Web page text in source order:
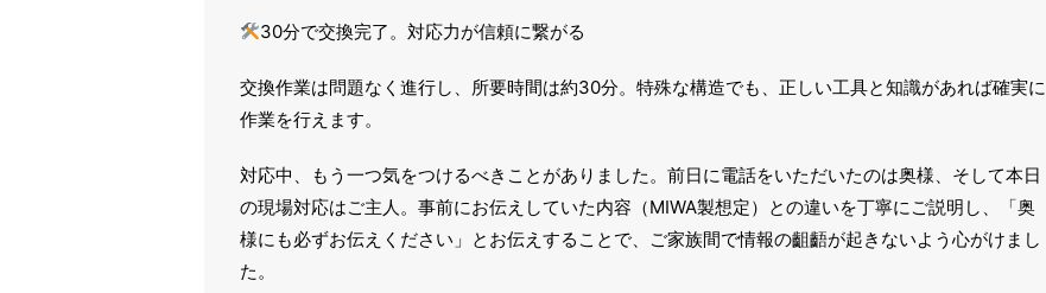
30分で交換完了。対応力が信頼に繋がる
交換作業は問題なく進行し、所要時間は約30分。特殊な構造でも、正しい工具と知識があれば確実に
作業を行えます。
対応中、もう一つ気をつけるべきことがありました。前日に電話をいただいたのは奥様、そして本日
の現場対応はご主人。事前にお伝えしていた内容（MIWA製想定）との違いを丁寧にご説明し、「奥
様にも必ずお伝えください」とお伝えすることで、ご家族間で情報の齟齬が起きないよう心がけまし
た。